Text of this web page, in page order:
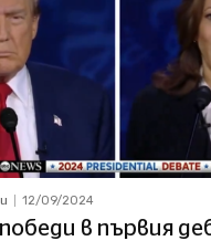
12/09/2024
в първия